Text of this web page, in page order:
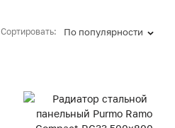
Сортировать: По популярности